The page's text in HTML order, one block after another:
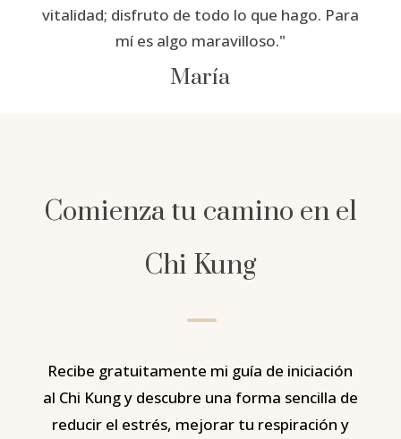
vitalidad; disfruto de todo lo que hago. Para
mí es algo maravilloso."
María
Comienza tu camino en el
Chi Kung
K
Recibe gratuitamente mi guía de iniciación
al Chi Kung y descubre una forma sencilla de
reducir el estrés, mejorar tu respiración y